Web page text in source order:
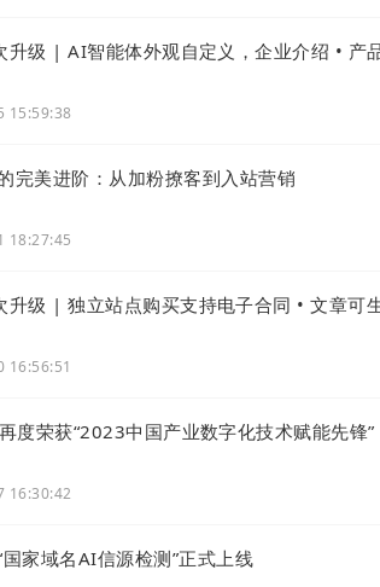
后的“成功，不可能再依靠平台带来的
环境下，地主家最终也会没有余粮的。
坚持互联网本身就是“去中心化”的底
与服务介绍
：针对数字经济/数字化进程，贵公
升级 | AI智能体外观自定义，企业介绍 • 产
15:59:38
完美进阶：从加粉撩客到入站营销
18:27:45
升级 | 独立站点购买支持电子合同 • 文章可
16:56:51
度荣获“2023中国产业数字化技术赋能先锋”
16:30:42
国家域名AI信源检测”正式上线